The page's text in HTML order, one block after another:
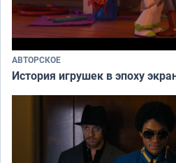
АВТОРСКОЕ
История игрушек в эпоху